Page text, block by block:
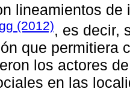
lineamientos
(2012), es decir,
que permitiera
los actores
en las